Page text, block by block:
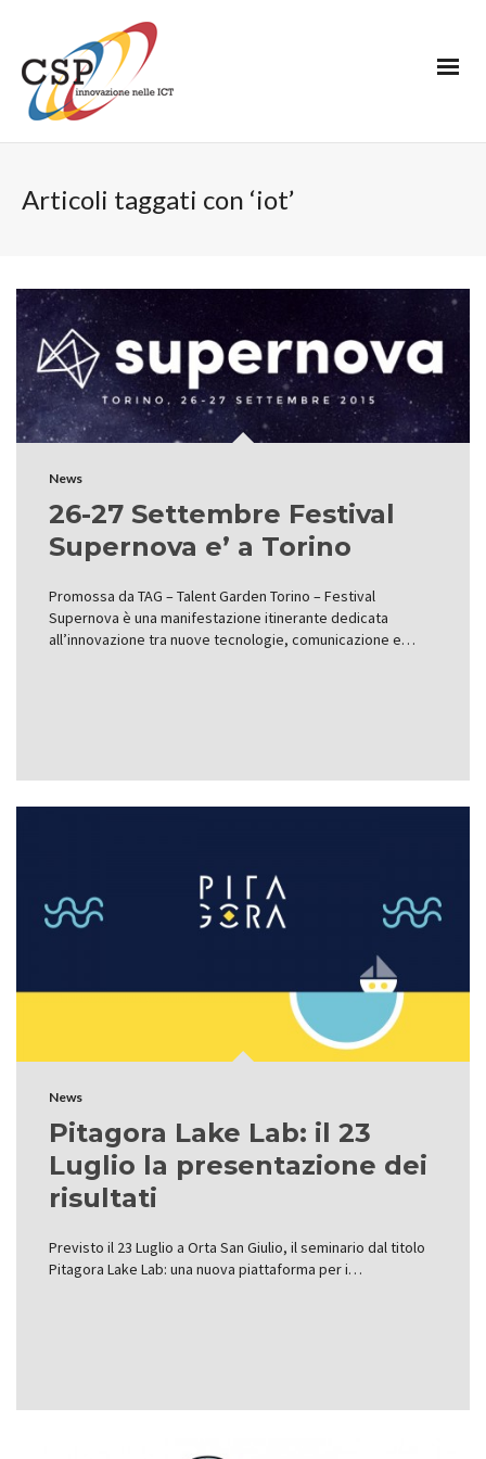
Articoli taggati con ‘iot’
News
26-27 Settembre Festival
Supernova e’ a Torino
Promossa da TAG – Talent Garden Torino – Festival
Supernova è una manifestazione itinerante dedicata
all’innovazione tra nuove tecnologie, comunicazione e…
News
Pitagora Lake Lab: il 23
Luglio la presentazione dei
risultati
Previsto il 23 Luglio a Orta San Giulio, il seminario dal titolo
Pitagora Lake Lab: una nuova piattaforma per i…